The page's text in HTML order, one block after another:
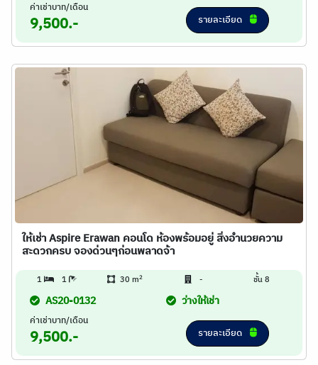
ค่าเช่าบาท/เดือน
9,500.- รายละเอียด
ให้เช่า Aspire Erawan คอนโด ห้องพร้อมอยู่ สิ่งอำนวยความ
สะดวกครบ จองด่วนๆก่อนพลาดจ้า
1 1 30 m2 - ชั้น 8
AS20-0132 ว่างให้เช่า
ค่าเช่าบาท/เดือน
9,500.- รายละเอียด